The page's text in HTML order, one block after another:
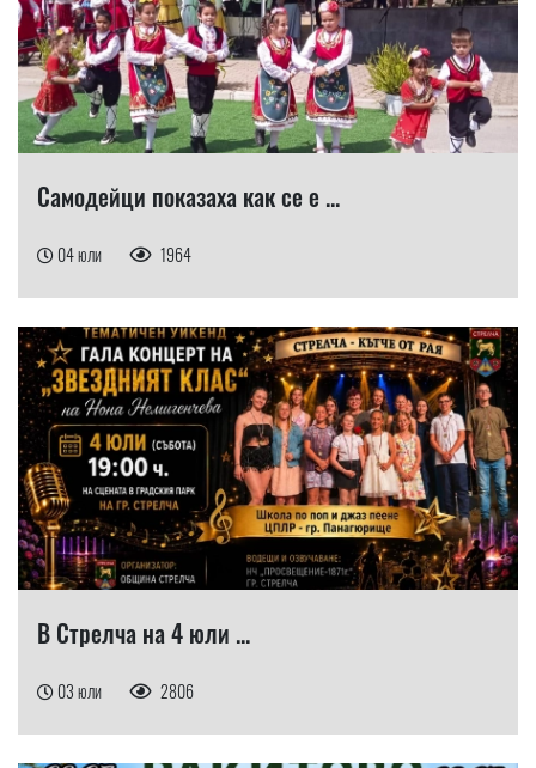
Самодейци показаха как се е ...
04 юли 1964
В Стрелча на 4 юли ...
03 юли 2806